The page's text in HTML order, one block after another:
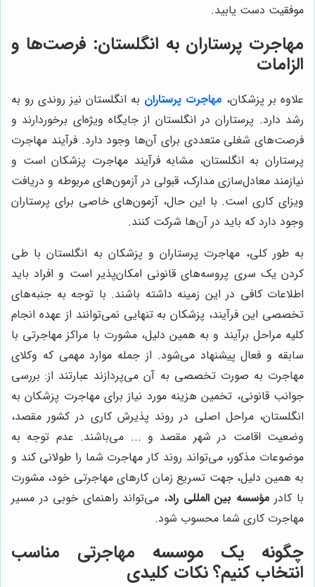
موفقیت دست یابید.
مهاجرت پرستاران به انگلستان: فرصت‌ها و
الزامات
علاوه بر پزشکان، مهاجرت پرستاران به انگلستان نیز روندی رو به
رشد دارد. پرستاران در انگلستان از جایگاه ویژه‌ای برخوردارند و
فرصت‌های شغلی متعددی برای آن‌ها وجود دارد. فرآیند مهاجرت
پرستاران به انگلستان، مشابه فرآیند مهاجرت پزشکان است و
نیازمند معادل‌سازی مدارک، قبولی در آزمون‌های مربوطه و دریافت
ویزای کاری است. با این حال، آزمون‌های خاصی برای پرستاران
وجود دارد که باید در آن‌ها شرکت کنند.
به طور کلی، مهاجرت پرستاران و پزشکان به انگلستان با طی
کردن یک سری پروسه‌های قانونی امکان‌پذیر است و افراد باید
اطلاعات کافی در این زمینه داشته باشند. با توجه به جنبه‌های
تخصصی این فرآیند، پزشکان به تنهایی نمی‌توانند از عهده انجام
کلیه مراحل برآیند و به همین دلیل، مشورت با مراکز مهاجرتی با
سابقه و فعال پیشنهاد می‌شود. از جمله موارد مهمی که وکلای
مهاجرت به صورت تخصصی به آن می‌پردازند عبارتند از: بررسی
جوانب قانونی، تخمین هزینه مورد نیاز برای مهاجرت پزشکان به
انگلستان، مراحل اصلی در روند پذیرش کاری در کشور مقصد،
وضعیت اقامت در شهر مقصد و ... می‌باشند. عدم توجه به
موضوعات مذکور، می‌تواند روند کار مهاجرت شما را طولانی کند و
به همین دلیل، جهت تسریع زمان کارهای مهاجرتی خود، مشورت
با کادر مؤسسه بین المللی راد، می‌تواند راهنمای خوبی در مسیر
مهاجرت کاری شما محسوب شود.
چگونه یک موسسه مهاجرتی مناسب
انتخاب کنیم؟ نکات کلیدی